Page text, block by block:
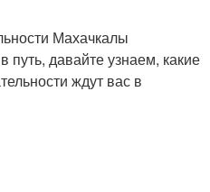
Махачкалы
путь, давайте узнаем, какие
ждут вас в